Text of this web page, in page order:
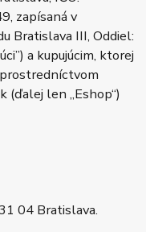
zapísaná v
Bratislava III, Oddiel:
a kupujúcim, ktorej
len „Eshop“)
04 Bratislava.